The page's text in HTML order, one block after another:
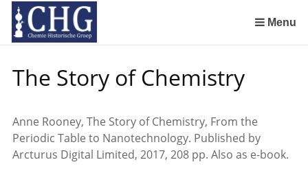
links
over
naar
de
Spring
naar
het
Menu
The Story of Chemistry
Anne Rooney, The Story of Chemistry, From the
Periodic Table to Nanotechnology. Published by
Arcturus Digital Limited, 2017, 208 pp. Also as e-book.